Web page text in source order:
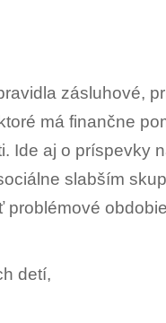
zásluhové,
má finančne
Ide aj o príspevky
slabším
problémové
detí,